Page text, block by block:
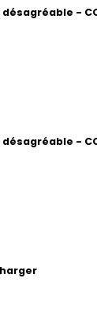
-
-